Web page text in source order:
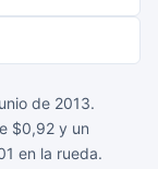
de 2013.
$0,92 y un
en la rueda.